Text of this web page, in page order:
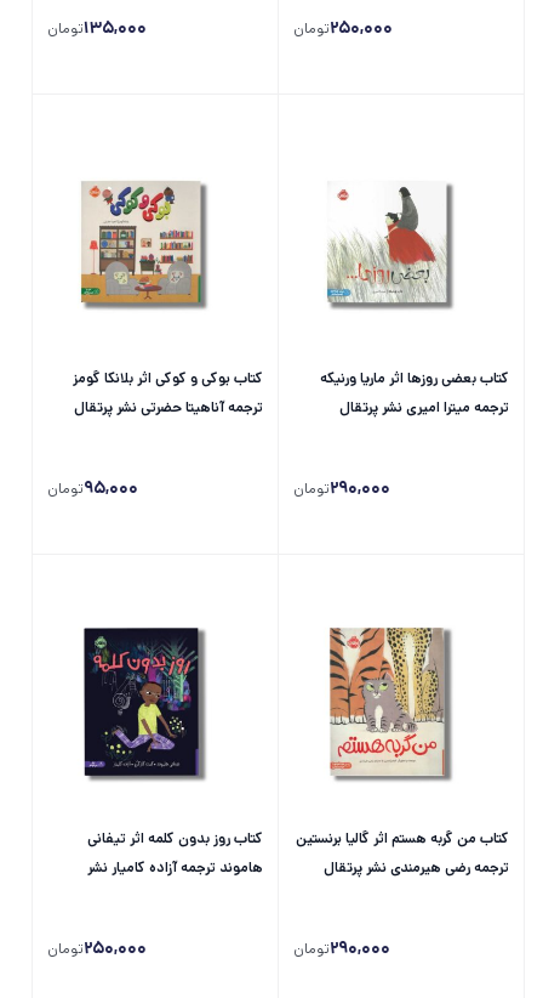
250,000تومان 135,000تومان
کتاب بعضی روزها اثر ماریا ورنیکه
ترجمه میترا امیری نشر پرتقال
290,000تومان
کتاب بوکی و کوکی اثر بلانکا گومز
ترجمه آناهیتا حضرتی نشر پرتقال
95,000تومان
کتاب من گربه هستم اثر گالیا برنستین
ترجمه رضی هیرمندی نشر پرتقال
290,000تومان
کتاب روز بدون کلمه اثر تیفانی
هاموند ترجمه آزاده کامیار نشر
250,000تومان